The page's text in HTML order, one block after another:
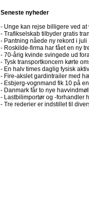
Seneste nyheder
- Unge kan rejse billigere ved
- Trafikselskab tilbyder gratis
- Pantning nåede ny rekord i juli
- Roskilde-firma har fået en ny
- 70-årig kvinde svingede ud
- Tysk transportkoncern kørte
- En halv times daglig fysisk
- Fire-akslet gardintrailer med
- Esbjerg-vognmand fik 10 på
- Danmark får to nye
- Lastbilimportør og -forhandler
- Tre rederier er indstillet til